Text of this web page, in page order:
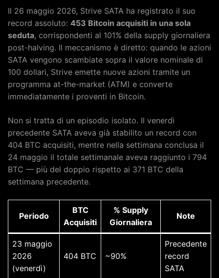
Il 26 maggio 2026, Strive SATA ha registrato il suo
record assoluto: 453 Bitcoin acquisiti in una sola
seduta, corrispondenti al 101% della supply giornaliera
post-halving. Il meccanismo è diretto: quando le azioni
SATA vengono scambiate sopra il valore nominale di
100 dollari, Strive emette nuove azioni tramite un
programma at-the-market (ATM) e converte
immediatamente i proventi in Bitcoin.
Non si tratta di un episodio isolato. Il venerdì
precedente SATA aveva già stabilito un record con
404 BTC acquisiti, mentre nella settimana conclusa il
24 maggio il totale settimanale aveva raggiunto i 794
BTC — più del doppio rispetto ai 371 BTC della
settimana precedente.
Periodo
BTC
Acquisiti
% Supply
Giornaliera
Note
23 maggio
2026
(venerdì)
404 BTC ~90%
Precedente
record
SATA